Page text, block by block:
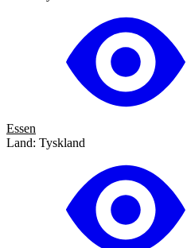
Essen
Land: Tyskland